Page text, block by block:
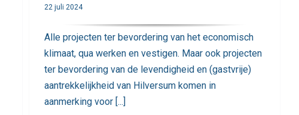
22 juli 2024
Alle projecten ter bevordering van het economisch
klimaat, qua werken en vestigen. Maar ook projecten
ter bevordering van de levendigheid en (gastvrije)
aantrekkelijkheid van Hilversum komen in
aanmerking voor [...]